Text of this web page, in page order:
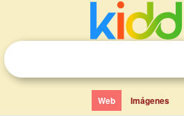
Web Imágenes